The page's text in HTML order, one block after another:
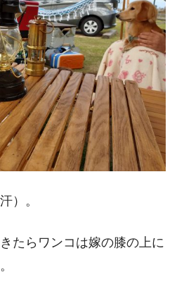
）。
たらワンコは嫁の膝の上に